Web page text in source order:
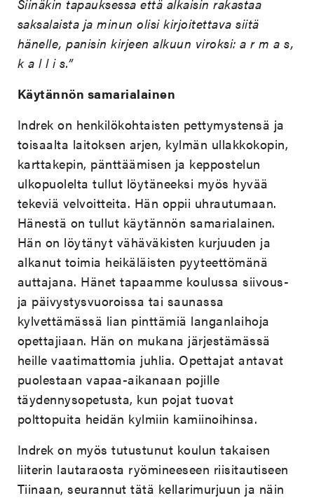
Siinäkin tapauksessa että alkaisin rakastaa
saksalaista ja minun olisi kirjoitettava siitä
hänelle, panisin kirjeen alkuun viroksi: a r m a s,
k a l l i s.”
Käytännön samarialainen
Indrek on henkilökohtaisten pettymystensä ja
toisaalta laitoksen arjen, kylmän ullakkokopin,
karttakepin, pänttäämisen ja keppostelun
ulkopuolelta tullut löytäneeksi myös hyvää
tekeviä velvoitteita. Hän oppii uhrautumaan.
Hänestä on tullut käytännön samarialainen.
Hän on löytänyt vähäväkisten kurjuuden ja
alkanut toimia heikäläisten pyyteettömänä
auttajana. Hänet tapaamme koulussa siivous-
ja päivystysvuoroissa tai saunassa
kylvettämässä lian pinttämiä langanlaihoja
opettajiaan. Hän on mukana järjestämässä
heille vaatimattomia juhlia. Opettajat antavat
puolestaan vapaa-aikanaan pojille
täydennysopetusta, kun pojat tuovat
polttopuita heidän kylmiin kamiinoihinsa.
Indrek on myös tutustunut koulun takaisen
liiterin lautaraosta ryömineeseen riisitautiseen
Tiinaan, seurannut tätä kellarimurjuun ja näin